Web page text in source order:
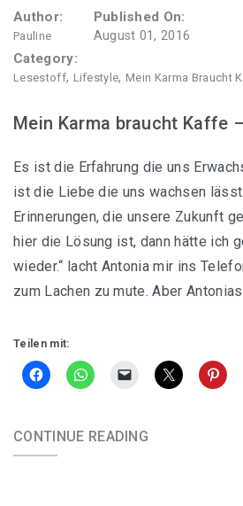
Author:
Pauline
Published On:
August 01, 2016
Category:
Lesestoff, Lifestyle, Mein Karma Braucht
Mein Karma braucht Kaffe
Es ist die Erfahrung die uns
ist die Liebe die uns wachsen
Erinnerungen, die unsere Zukunft
hier die Lösung ist, dann hätte ich
wieder.“ lacht Antonia mir ins
zum Lachen zu mute. Aber
Teilen mit:
CONTINUE READING